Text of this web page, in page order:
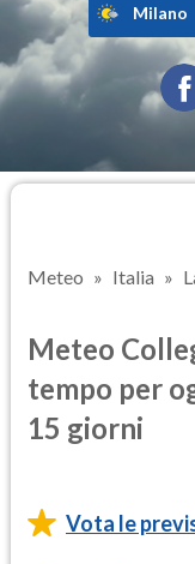
Milano
Meteo Italia
Meteo
tempo per
15 giorni
Vota le